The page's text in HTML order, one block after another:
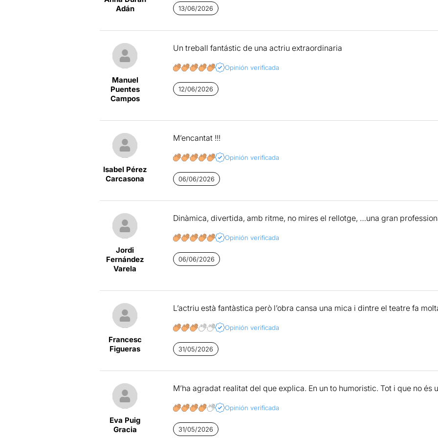
Adán
13/06/2026
Manuel
Puentes
Campos
Un treball fantástic de una actriu extraordinaria
Opinión verificada
12/06/2026
Isabel Pérez
Carcasona
M’encantat !!!
Opinión verificada
06/06/2026
Jordi
Fernández
Varela
Dinàmica, divertida, amb ritme, no mires el rellotge, …una gran
Opinión verificada
06/06/2026
Francesc
Figueras
L’actriu està fantàstica però l’obra cansa una mica i dintre el teatre fa
Opinión verificada
31/05/2026
Eva Puig
Gracia
M’ha agradat realitat del que explica. En un to humoristic. Tot i que no és
Opinión verificada
31/05/2026